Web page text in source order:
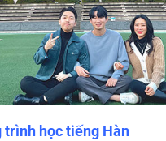
trình học tiếng Hàn